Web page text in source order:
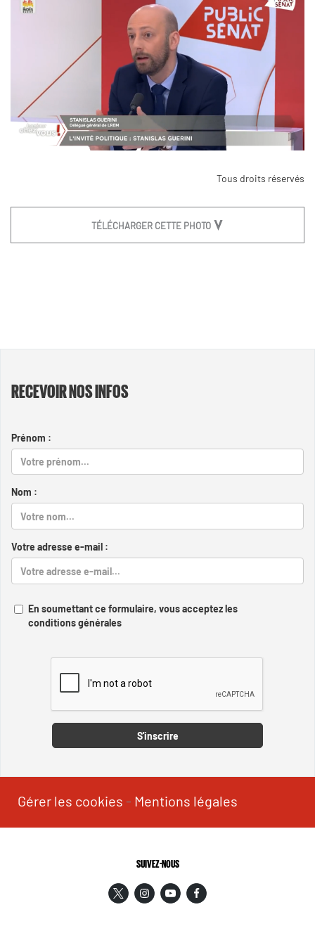
Tous droits réservés
TÉLÉCHARGER CETTE PHOTO
RECEVOIR NOS INFOS
Prénom :
Nom :
Votre adresse e-mail :
En soumettant ce formulaire, vous acceptez les
conditions générales
S'inscrire
Gérer les cookies - Mentions légales
SUIVEZ-NOUS